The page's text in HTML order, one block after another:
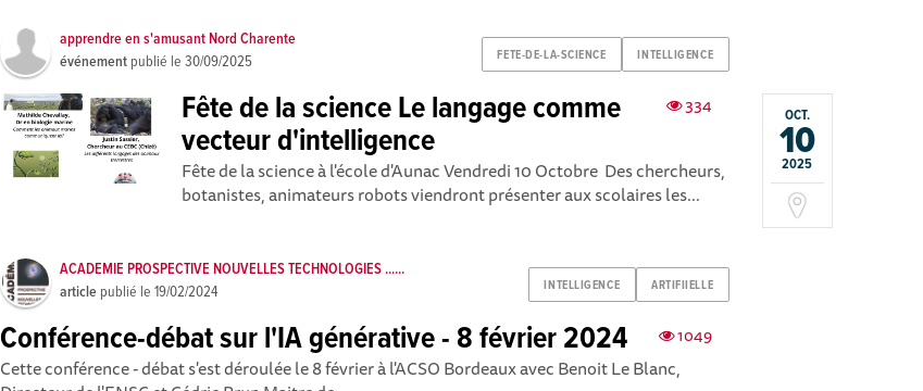
FETE-DE-LA-SCIENCE INTELLIGENCE
apprendre en s'amusant Nord Charente
événement publié le30/09/2025
OCT.
10
2025
334
Fête de la science Le langage comme
vecteur d'intelligence
Fête de la science à l'école d'Aunac Vendredi 10 Octobre Des chercheurs,
botanistes, animateurs robots viendront présenter aux scolaires les...
INTELLIGENCE ARTIFIIELLE
ACADEMIE PROSPECTIVE NOUVELLES TECHNOLOGIES ......
article publié le19/02/2024
1049
Conférence-débat sur l'IA générative - 8 février 2024
Cette conférence - débat s'est déroulée le 8 février à l'ACSO Bordeaux avec Benoit Le Blanc,